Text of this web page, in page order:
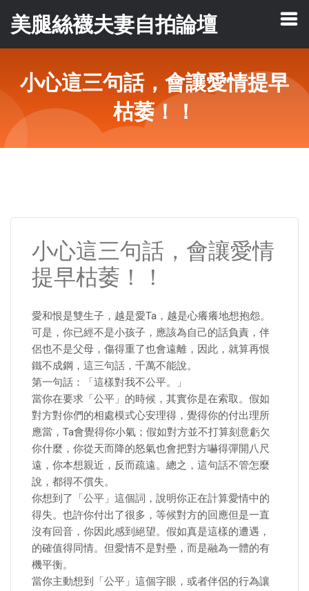
美腿絲襪夫妻自拍論壇
小心這三句話，會讓愛情提早
枯萎！！
小心這三句話，會讓愛情
提早枯萎！！
愛和恨是雙生子，越是愛Ta，越是心癢癢地想抱怨。
可是，你已經不是小孩子，應該為自己的話負責，伴
侶也不是父母，傷得重了也會遠離，因此，就算再恨
鐵不成鋼，這三句話，千萬不能說。
第一句話：「這樣對我不公平。」
當你在要求「公平」的時候，其實你是在索取。假如
對方對你們的相處模式心安理得，覺得你的付出理所
應當，Ta會覺得你小氣；假如對方並不打算刻意虧欠
你什麼，你從天而降的怒氣也會把對方嚇得彈開八尺
遠，你本想親近，反而疏遠。總之，這句話不管怎麼
說，都得不償失。
你想到了「公平」這個詞，說明你正在計算愛情中的
得失。也許你付出了很多，等候對方的回應但是一直
沒有回音，你因此感到絕望。假如真是這樣的遭遇，
的確值得同情。但愛情不是對壘，而是融為一體的有
機平衡。
當你主動想到「公平」這個字眼，或者伴侶的行為讓